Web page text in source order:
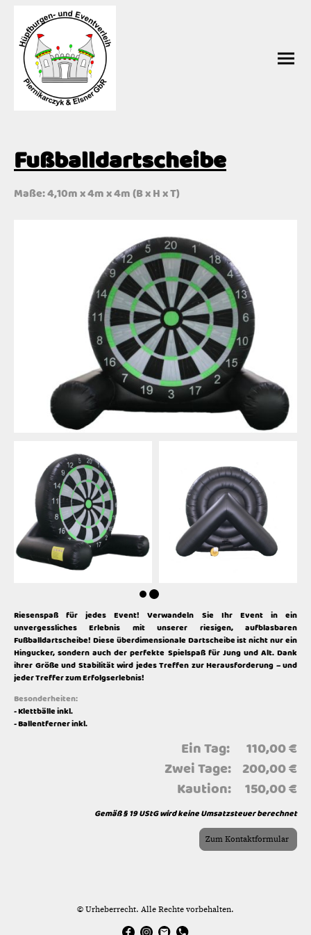
Fußballdartscheibe
Maße: 4,10m x 4m x 4m (B x H x T)
Riesenspaß für jedes Event! Verwandeln Sie Ihr Event in ein
unvergessliches Erlebnis mit unserer riesigen, aufblasbaren
Fußballdartscheibe! Diese überdimensionale Dartscheibe ist nicht nur ein
Hingucker, sondern auch der perfekte Spielspaß für Jung und Alt. Dank
ihrer Größe und Stabilität wird jedes Treffen zur Herausforderung – und
jeder Treffer zum Erfolgserlebnis!
Ein Tag: 110,00 €
Zwei Tage: 200,00 €
Kaution: 150,00 €
Besonderheiten:
- Klettbälle inkl.
- Ballentferner inkl.
Gemäß § 19 UStG wird keine Umsatzsteuer berechnet
Zum Kontaktformular
© Urheberrecht. Alle Rechte vorbehalten.